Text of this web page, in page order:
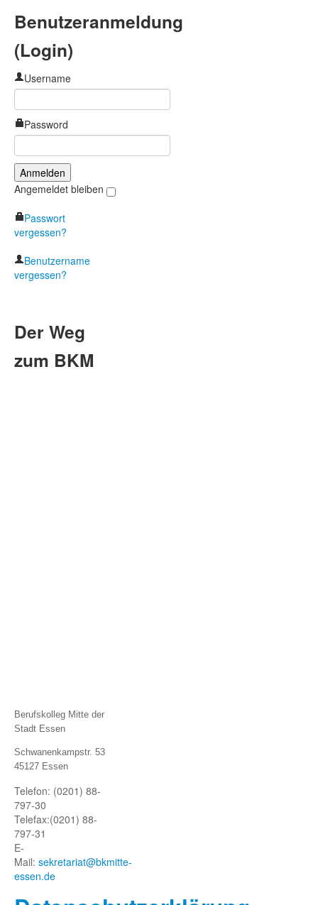
Benutzeranmeldung
(Login)
Username
Password
Angemeldet bleiben
Passwort
vergessen?
Benutzername
vergessen?
Der Weg
zum BKM
Berufskolleg Mitte der
Stadt Essen
Schwanenkampstr. 53
45127 Essen
Telefon: (0201) 88-
797-30
Telefax:(0201) 88-
797-31
E-
Mail: sekretariat@bkmitte-
essen.de